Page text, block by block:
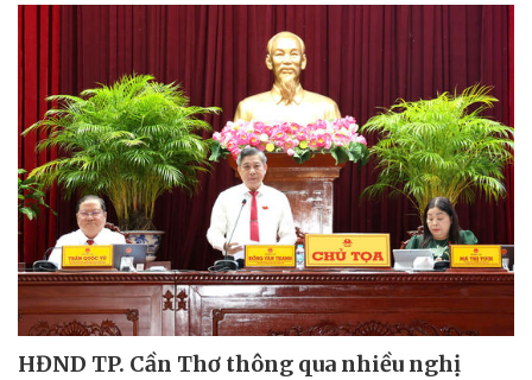
HĐND TP. Cần Thơ thông qua nhiều nghị